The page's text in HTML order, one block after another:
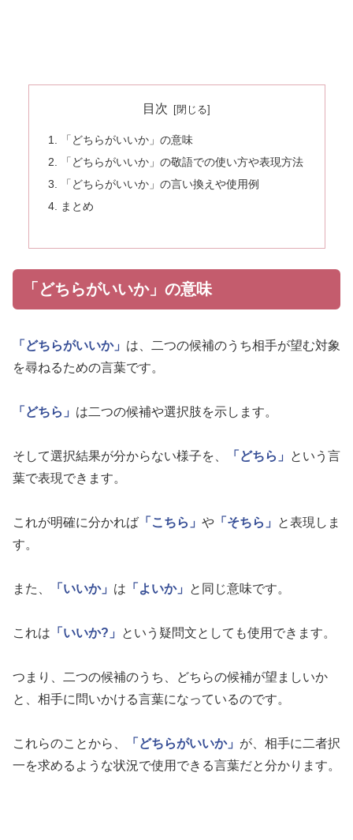
目次
「どちらがいいか」の意味
「どちらがいいか」の敬語での使い方や表現方法
「どちらがいいか」の言い換えや使用例
まとめ
「どちらがいいか」の意味
「どちらがいいか」 は、二つの候補のうち相手が望む対象
を尋ねるための言葉です。
「どちら」 は二つの候補や選択肢を示します。
そして選択結果が分からない様子を、 「どちら」
という言
葉で表現できます。
これが明確に分かれば 「こちら」 や 「そちら」
と表現しま
す。
また、 「いいか」 は 「よいか」 と同じ意味です。
これは 「いいか?」 という疑問文としても使用できます。
つまり、二つの候補のうち、どちらの候補が望ましいか
と、相手に問いかける言葉になっているのです。
これらのことから、 「どちらがいいか」 が、相手に二者択
一を求めるような状況で使用できる言葉だと分かります。